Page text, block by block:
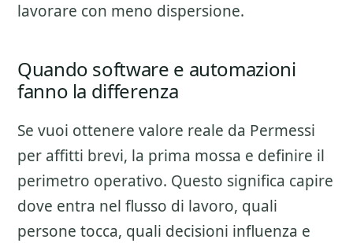
lavorare con meno dispersione.
Quando software e automazioni
fanno la differenza
Se vuoi ottenere valore reale da Permessi
per affitti brevi, la prima mossa e definire il
perimetro operativo. Questo significa capire
dove entra nel flusso di lavoro, quali
persone tocca, quali decisioni influenza e